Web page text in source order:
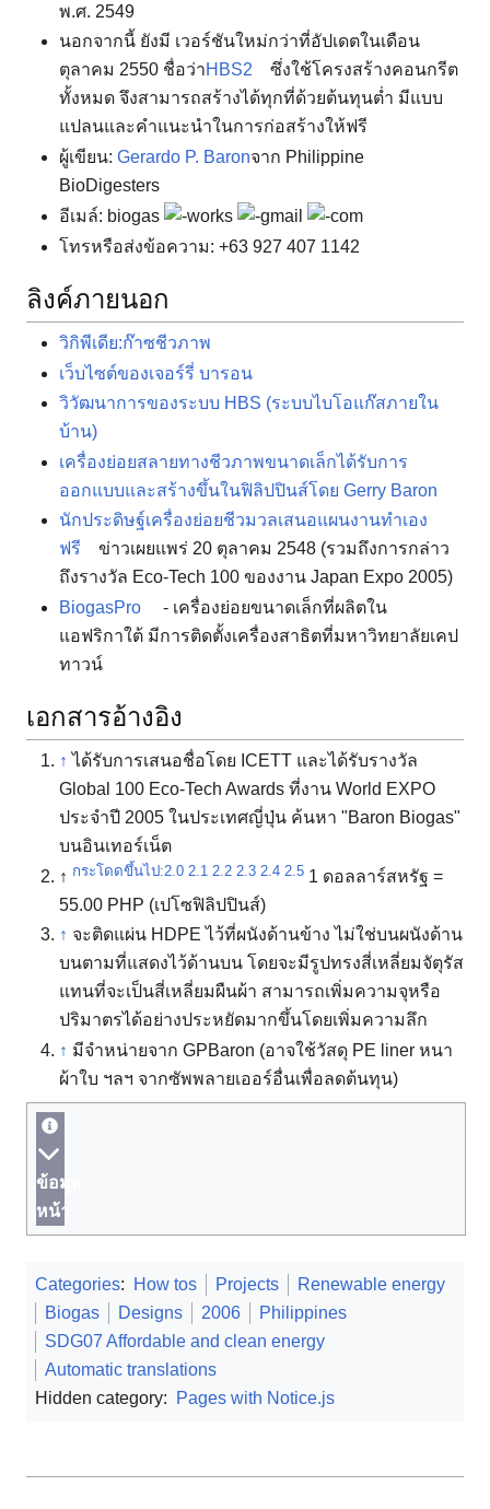
พ.ศ. 2549
นอกจากนี้ ยังมี เวอร์ชันใหม่กว่าที่อัปเดตในเดือน
ตุลาคม 2550 ชื่อว่าHBS2
ซึ่งใช้โครงสร้างคอนกรีต
ทั้งหมด จึงสามารถสร้างได้ทุกที่ด้วยต้นทุนต่ำ มีแบบ
แปลนและคำแนะนำในการก่อสร้างให้ฟรี
ผู้เขียน: Gerardo P. Baronจาก Philippine
BioDigesters
อีเมล์: biogas
works gmail
com
โทรหรือส่งข้อความ: +63 927 407 1142
ลิงค์ภายนอก
วิกิพีเดีย:ก๊าซชีวภาพ
เว็บไซต์ของเจอร์รี่ บารอน
วิวัฒนาการของระบบ HBS (ระบบไบโอแก๊สภายใน
บ้าน)
เครื่องย่อยสลายทางชีวภาพขนาดเล็กได้รับการ
ออกแบบและสร้างขึ้นในฟิลิปปินส์โดย Gerry Baron
นักประดิษฐ์เครื่องย่อยชีวมวลเสนอแผนงานทำเอง
ฟรี
ข่าวเผยแพร่ 20 ตุลาคม 2548 (รวมถึงการกล่าว
ถึงรางวัล Eco-Tech 100 ของงาน Japan Expo 2005)
BiogasPro
- เครื่องย่อยขนาดเล็กที่ผลิตใน
แอฟริกาใต้ มีการติดตั้งเครื่องสาธิตที่มหาวิทยาลัยเคป
ทาวน์
เอกสารอ้างอิง
↑ ได้รับการเสนอชื่อโดย ICETT และได้รับรางวัล
Global 100 Eco-Tech Awards ที่งาน World EXPO
ประจำปี 2005 ในประเทศญี่ปุ่น ค้นหา "Baron Biogas"
บนอินเทอร์เน็ต
↑ กระโดดขึ้นไป:2.0 2.1 2.2 2.3 2.4 2.5 1 ดอลลาร์สหรัฐ =
55.00 PHP (เปโซฟิลิปปินส์)
↑ จะติดแผ่น HDPE ไว้ที่ผนังด้านข้าง ไม่ใช่บนผนังด้าน
บนตามที่แสดงไว้ด้านบน โดยจะมีรูปทรงสี่เหลี่ยมจัตุรัส
แทนที่จะเป็นสี่เหลี่ยมผืนผ้า สามารถเพิ่มความจุหรือ
ปริมาตรได้อย่างประหยัดมากขึ้นโดยเพิ่มความลึก
↑ มีจำหน่ายจาก GPBaron (อาจใช้วัสดุ PE liner หนา
ผ้าใบ ฯลฯ จากซัพพลายเออร์อื่นเพื่อลดต้นทุน)
ข้อมูล
หน้า
Categories: How tos Projects
Renewable energy
Biogas
Designs 2006
Philippines
SDG07 Affordable and clean energy
Automatic translations
Hidden category:
Pages with Notice.js